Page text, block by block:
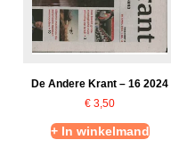
De Andere Krant – 16 2024
€ 3,50
+ In winkelmand